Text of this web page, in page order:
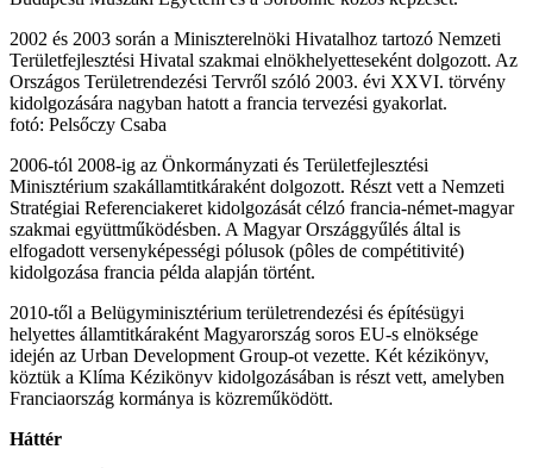
2002 és 2003 során a Miniszterelnöki Hivatalhoz tartozó Nemzeti
Területfejlesztési Hivatal szakmai elnökhelyetteseként dolgozott. Az
Országos Területrendezési Tervről szóló 2003. évi XXVI. törvény
kidolgozására nagyban hatott a francia tervezési gyakorlat.
fotó: Pelsőczy Csaba
2006-tól 2008-ig az Önkormányzati és Területfejlesztési
Minisztérium szakállamtitkáraként dolgozott. Részt vett a Nemzeti
Stratégiai Referenciakeret kidolgozását célzó francia-német-magyar
szakmai együttműködésben. A Magyar Országgyűlés által is
elfogadott versenyképességi pólusok (pôles de compétitivité)
kidolgozása francia példa alapján történt.
2010-től a Belügyminisztérium területrendezési és építésügyi
helyettes államtitkáraként Magyarország soros EU-s elnöksége
idején az Urban Development Group-ot vezette. Két kézikönyv,
köztük a Klíma Kézikönyv kidolgozásában is részt vett, amelyben
Franciaország kormánya is közreműködött.
Háttér